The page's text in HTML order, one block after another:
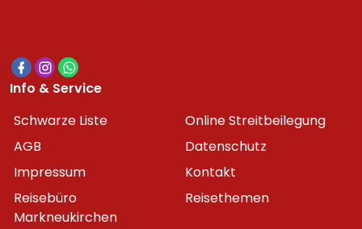
Info & Service
Schwarze Liste
Online Streitbeilegung
AGB
Datenschutz
Impressum
Kontakt
Reisebüro
Markneukirchen
Reisethemen